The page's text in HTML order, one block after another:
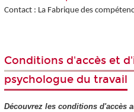
Contact : La Fabrique des
Conditions d'accès et
psychologue du travail
Découvrez les conditions d'accès